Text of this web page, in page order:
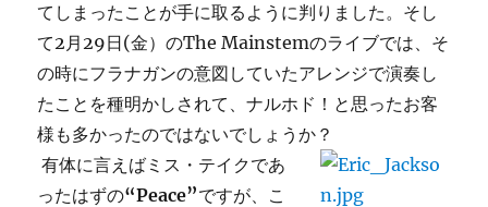
てしまったことが手に取るように判りました。そし
て2月29日(金）のThe Mainstemのライブでは、そ
の時にフラナガンの意図していたアレンジで演奏し
たことを種明かしされて、ナルホド！と思ったお客
様も多かったのではないでしょうか？
有体に言えばミス・テイクであ
ったはずの“Peace”ですが、こ